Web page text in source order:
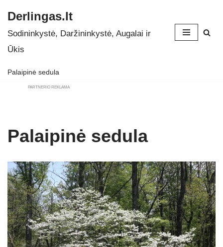
Skip
to
Derlingas.lt
Sodininkystė, Daržininkystė, Augalai ir
Ūkis
Palaipinė sedula
PARTNERIO REKLAMA
Palaipinė sedula